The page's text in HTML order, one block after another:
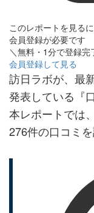
このレポートを見る
会員登録が必要です
＼無料・1分で登録完
会員登録して見る
訪日ラボが、最
発表している『
本レポートでは
276件の口コミを